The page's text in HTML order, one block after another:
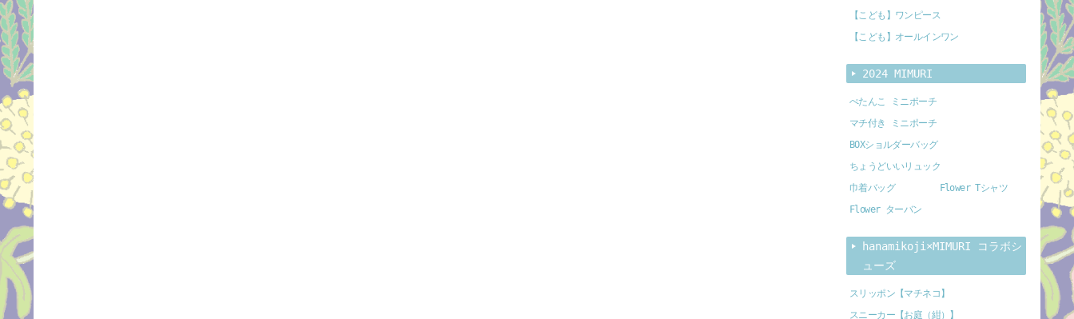
【こども】ワンピース
【こども】オールインワン
2024 MIMURI
ぺたんこ ミニポーチ
マチ付き ミニポーチ
BOXショルダーバッグ
ちょうどいいリュック
巾着バッグ
Flower Tシャツ
Flower ターバン
hanamikoji×MIMURI コラボシ
ューズ
スリッポン【マチネコ】
スニーカー【お庭（紺）】